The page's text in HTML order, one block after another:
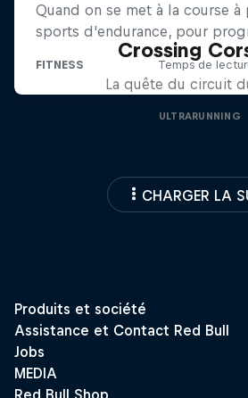
Crossing
La quête du circuit
ULTRARUNNING
CHARGER LA